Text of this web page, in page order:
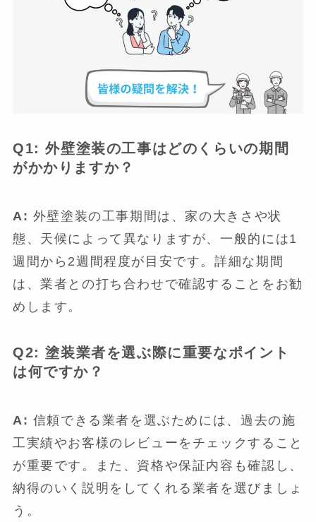
Q1: 外壁塗装の工事はどのくらいの期間
がかかりますか？
A: 外壁塗装の工事期間は、家の大きさや状
態、天候によって異なりますが、一般的には1
週間から2週間程度が目安です。詳細な期間
は、業者との打ち合わせで確認することをお勧
めします。
Q2: 塗装業者を選ぶ際に重要なポイント
は何ですか？
A: 信頼できる業者を選ぶためには、過去の施
工実績やお客様のレビューをチェックすること
が重要です。また、資格や保証内容も確認し、
納得のいく説明をしてくれる業者を選びましょ
う。